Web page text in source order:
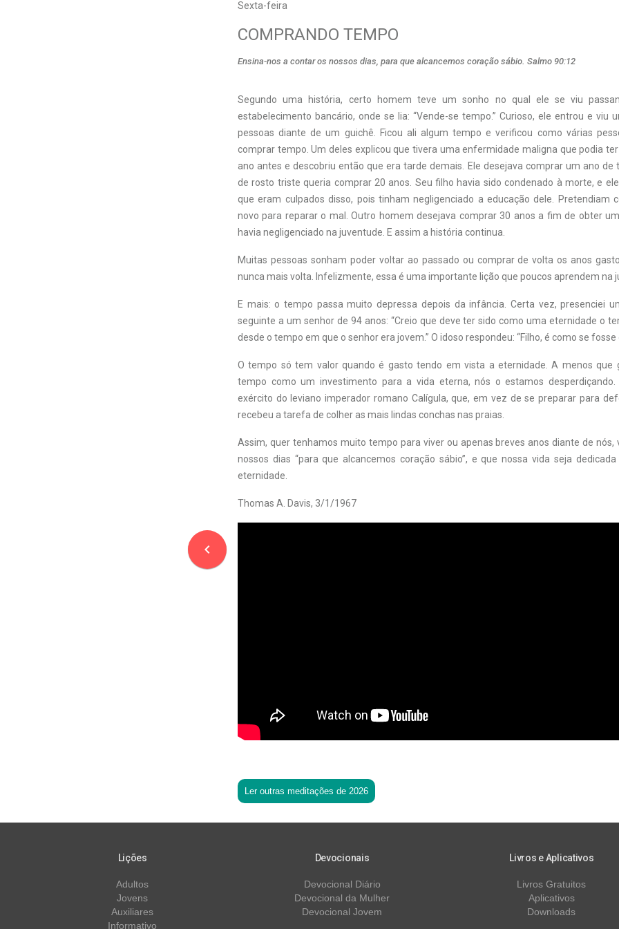
Sexta-feira
navigate_before
COMPRANDO TEMPO
Ensina-nos a contar os nossos dias, para que alcancemos coração sábio. Salmo 90:12
Segundo uma história, certo homem teve um sonho no qual ele se viu
estabelecimento bancário, onde se lia: “Vende-se tempo.” Curioso, ele entrou e viu
pessoas diante de um guichê. Ficou ali algum tempo e verificou como várias
comprar tempo. Um deles explicou que tivera uma enfermidade maligna que podia
ano antes e descobriu então que era tarde demais. Ele desejava comprar um ano de
de rosto triste queria comprar 20 anos. Seu filho havia sido condenado à morte, e
que eram culpados disso, pois tinham negligenciado a educação dele. Pretendiam
novo para reparar o mal. Outro homem desejava comprar 30 anos a fim de obter
havia negligenciado na juventude. E assim a história continua.
Muitas pessoas sonham poder voltar ao passado ou comprar de volta os anos
nunca mais volta. Infelizmente, essa é uma importante lição que poucos aprendem na
E mais: o tempo passa muito depressa depois da infância. Certa vez, presenciei
seguinte a um senhor de 94 anos: “Creio que deve ter sido como uma eternidade o
desde o tempo em que o senhor era jovem.” O idoso respondeu: “Filho, é como se fosse
O tempo só tem valor quando é gasto tendo em vista a eternidade. A menos que
tempo como um investimento para a vida eterna, nós o estamos
exército do leviano imperador romano Calígula, que, em vez de se preparar para
recebeu a tarefa de colher as mais lindas conchas nas praias.
Assim, quer tenhamos muito tempo para viver ou apenas breves anos diante de nós,
nossos dias “para que alcancemos coração sábio”, e que nossa vida seja
eternidade.
Thomas A. Davis, 3/1/1967
Ler outras meditações de 2026
Lições
Adultos
Jovens
Auxiliares
Informativo
Devocionais
Devocional Diário
Devocional da Mulher
Devocional Jovem
Livros e Aplicativos
Livros Gratuitos
Aplicativos
Downloads